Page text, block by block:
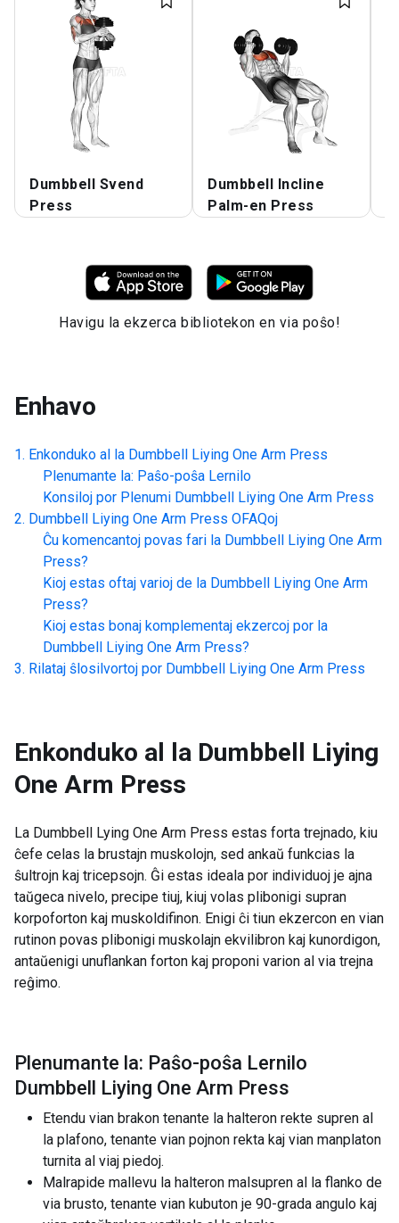
Dumbbell Svend
Press
Dumbbell Incline
Palm-en Press
Havigu la ekzerca bibliotekon en via poŝo!
Enhavo
Enkonduko al la Dumbbell Liying One Arm Press
Plenumante la: Paŝo-poŝa Lernilo
Konsiloj por Plenumi Dumbbell Liying One Arm Press
Dumbbell Liying One Arm Press OFAQoj
Ĉu komencantoj povas fari la Dumbbell Liying One Arm
Press?
Kioj estas oftaj varioj de la Dumbbell Liying One Arm
Press?
Kioj estas bonaj komplementaj ekzercoj por la
Dumbbell Liying One Arm Press?
Rilataj ŝlosilvortoj por Dumbbell Liying One Arm Press
Enkonduko al la Dumbbell Liying
One Arm Press
La Dumbbell Lying One Arm Press estas forta trejnado, kiu
ĉefe celas la brustajn muskolojn, sed ankaŭ funkcias la
ŝultrojn kaj tricepsojn. Ĝi estas ideala por individuoj je ajna
taŭgeca nivelo, precipe tiuj, kiuj volas plibonigi supran
korpoforton kaj muskoldifinon. Enigi ĉi tiun ekzercon en vian
rutinon povas plibonigi muskolajn ekvilibron kaj kunordigon,
antaŭenigi unuflankan forton kaj proponi varion al via trejna
reĝimo.
Plenumante la: Paŝo-poŝa Lernilo
Dumbbell Liying One Arm Press
Etendu vian brakon tenante la halteron rekte supren al
la plafono, tenante vian pojnon rekta kaj vian manplaton
turnita al viaj piedoj.
Malrapide mallevu la halteron malsupren al la flanko de
via brusto, tenante vian kubuton je 90-grada angulo kaj